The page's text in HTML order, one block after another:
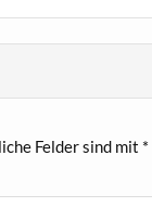
Felder sind mit *